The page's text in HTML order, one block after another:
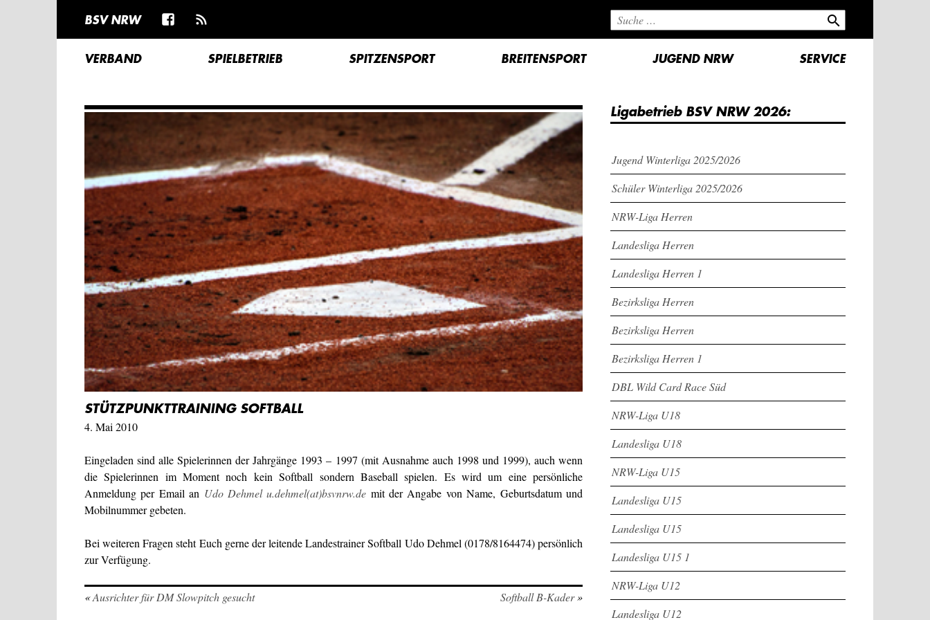
BSV NRW search
VERBAND SPIELBETRIEB SPITZENSPORT BREITENSPORT JUGEND NRW SERVICE
STÜTZPUNKTTRAINING SOFTBALL
4. Mai 2010
Eingeladen sind alle Spielerinnen der Jahrgänge 1993 – 1997 (mit Ausnahme auch 1998 und 1999), auch wenn
die Spielerinnen im Moment noch kein Softball sondern Baseball spielen. Es wird um eine persönliche
Anmeldung per Email an Udo Dehmel u.dehmel(at)bsvnrw.de mit der Angabe von Name, Geburtsdatum und
Mobilnummer gebeten.
Bei weiteren Fragen steht Euch gerne der leitende Landestrainer Softball Udo Dehmel (0178/8164474) persönlich
zur Verfügung.
«Ausrichter für DM Slowpitch gesucht Softball B-Kader»
Ligabetrieb BSV NRW 2026:
Jugend Winterliga 2025/2026
Schüler Winterliga 2025/2026
NRW-Liga Herren
Landesliga Herren
Landesliga Herren 1
Bezirksliga Herren
Bezirksliga Herren
Bezirksliga Herren 1
DBL Wild Card Race Süd
NRW-Liga U18
Landesliga U18
NRW-Liga U15
Landesliga U15
Landesliga U15
Landesliga U15 1
NRW-Liga U12
Landesliga U12